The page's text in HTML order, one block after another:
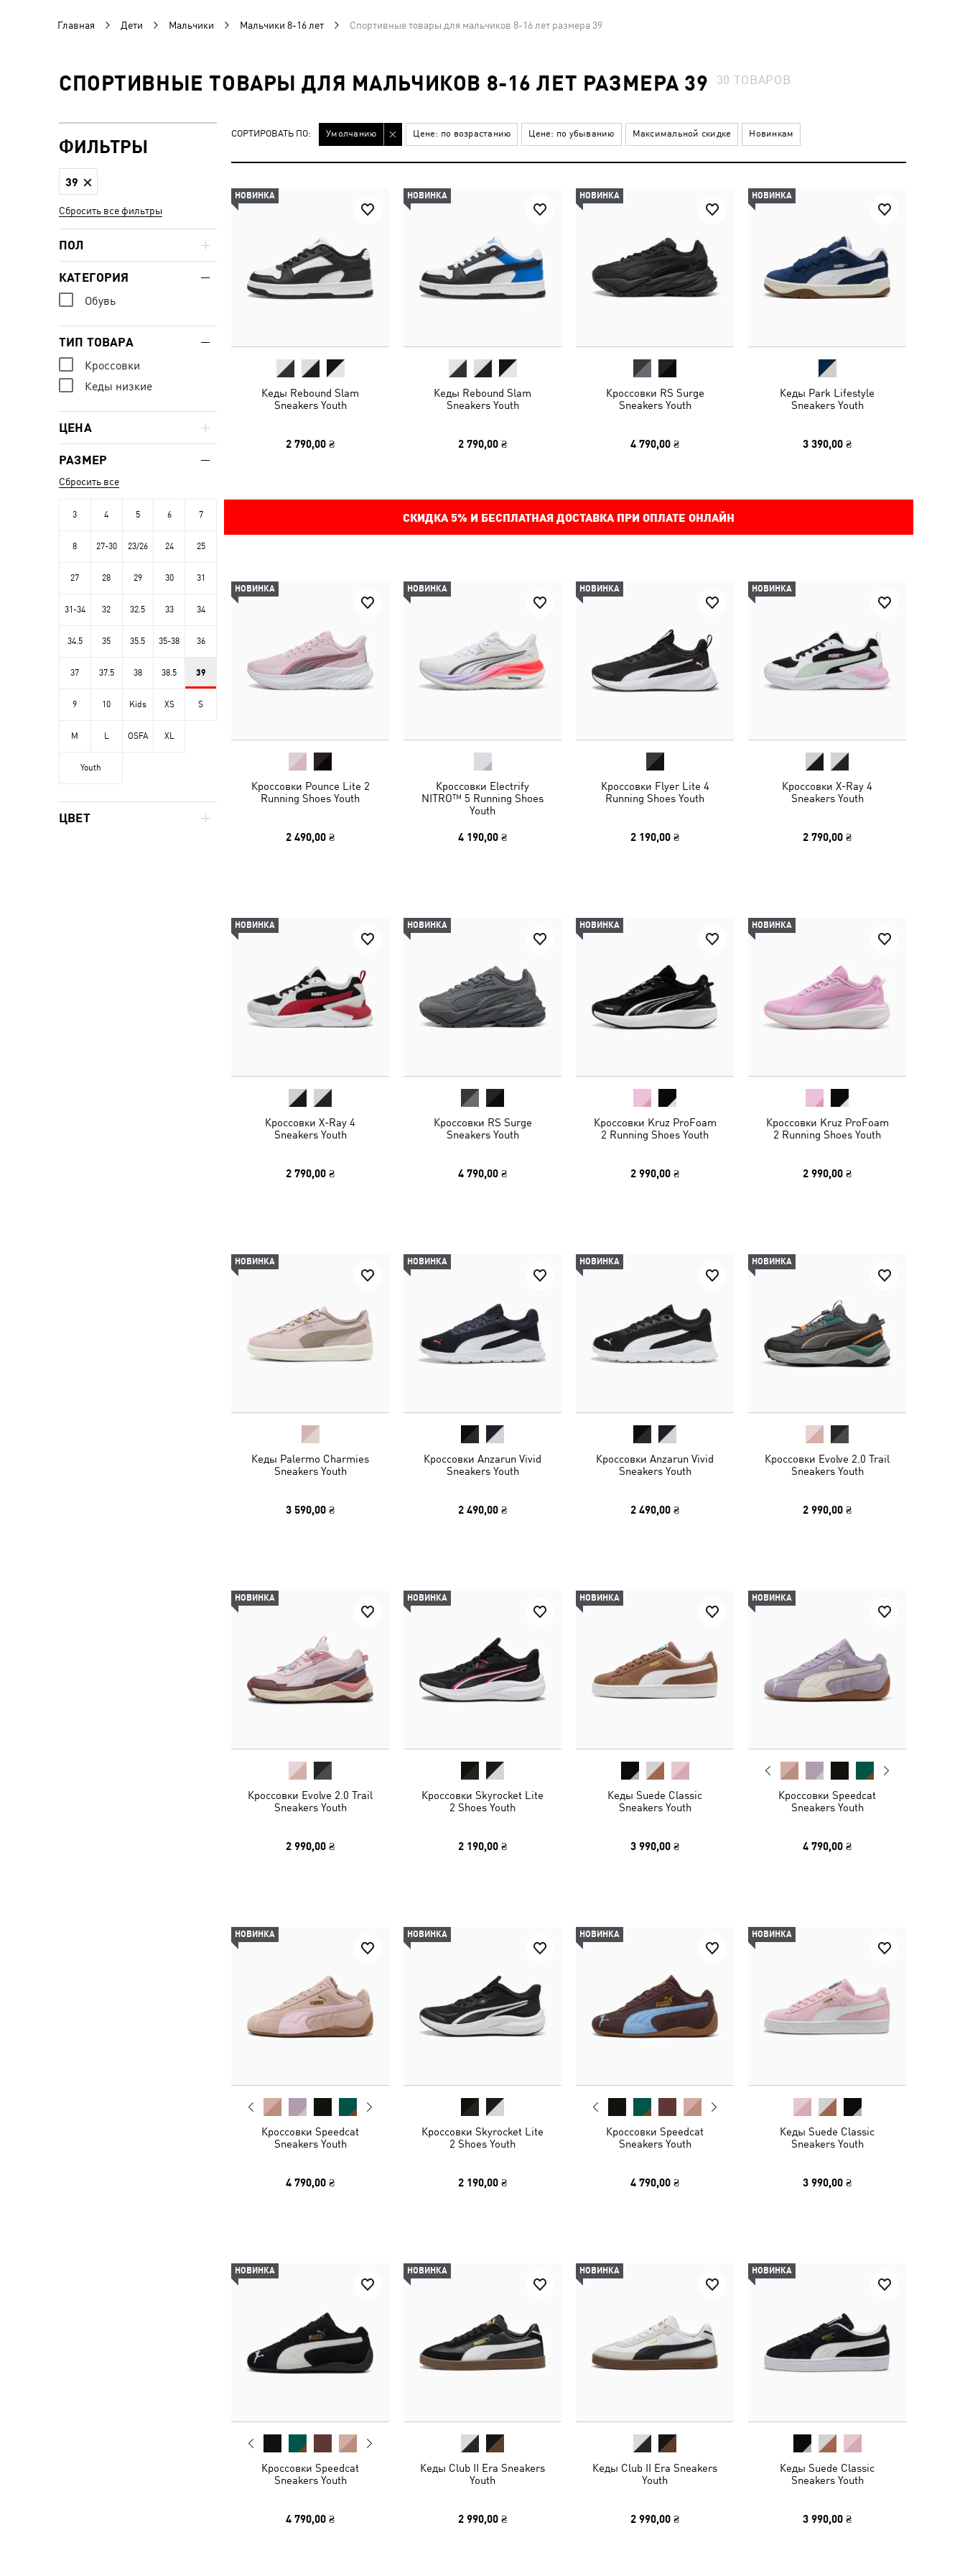
Главная Дети Мальчики Мальчики 8-16 лет Спортивные товары для мальчиков 8-16 лет размера 39
СПОРТИВНЫЕ ТОВАРЫ ДЛЯ МАЛЬЧИКОВ 8-16 ЛЕТ РАЗМЕРА 39 30ТОВАРОВ
СОРТИРОВАТЬ ПО: Умолчанию Цене: по возрастанию Цене: по убыванию Максимальной скидке Новинкам
НОВИНКА
Кеды Rebound Slam
Sneakers Youth
2 790,00 ₴
НОВИНКА
Кеды Rebound Slam
Sneakers Youth
2 790,00 ₴
НОВИНКА
Кроссовки RS Surge
Sneakers Youth
4 790,00 ₴
НОВИНКА
Кеды Park Lifestyle
Sneakers Youth
3 390,00 ₴
СКИДКА 5% И БЕСПЛАТНАЯ ДОСТАВКА ПРИ ОПЛАТЕ ОНЛАЙН
НОВИНКА
Кроссовки Pounce Lite 2
Running Shoes Youth
2 490,00 ₴
НОВИНКА
Кроссовки Electrify
NITRO™ 5 Running Shoes
Youth
4 190,00 ₴
НОВИНКА
Кроссовки Flyer Lite 4
Running Shoes Youth
2 190,00 ₴
НОВИНКА
Кроссовки X-Ray 4
Sneakers Youth
2 790,00 ₴
НОВИНКА
Кроссовки X-Ray 4
Sneakers Youth
2 790,00 ₴
НОВИНКА
Кроссовки RS Surge
Sneakers Youth
4 790,00 ₴
НОВИНКА
Кроссовки Kruz ProFoam
2 Running Shoes Youth
2 990,00 ₴
НОВИНКА
Кроссовки Kruz ProFoam
2 Running Shoes Youth
2 990,00 ₴
НОВИНКА
Кеды Palermo Charmies
Sneakers Youth
3 590,00 ₴
НОВИНКА
Кроссовки Anzarun Vivid
Sneakers Youth
2 490,00 ₴
НОВИНКА
Кроссовки Anzarun Vivid
Sneakers Youth
2 490,00 ₴
НОВИНКА
Кроссовки Evolve 2.0 Trail
Sneakers Youth
2 990,00 ₴
НОВИНКА
Кроссовки Evolve 2.0 Trail
Sneakers Youth
2 990,00 ₴
НОВИНКА
Кроссовки Skyrocket Lite
2 Shoes Youth
2 190,00 ₴
НОВИНКА
Кеды Suede Classic
Sneakers Youth
3 990,00 ₴
НОВИНКА
Кроссовки Speedcat
Sneakers Youth
4 790,00 ₴
НОВИНКА
Кроссовки Speedcat
Sneakers Youth
4 790,00 ₴
НОВИНКА
Кроссовки Skyrocket Lite
2 Shoes Youth
2 190,00 ₴
НОВИНКА
Кроссовки Speedcat
Sneakers Youth
4 790,00 ₴
НОВИНКА
Кеды Suede Classic
Sneakers Youth
3 990,00 ₴
НОВИНКА
Кроссовки Speedcat
Sneakers Youth
4 790,00 ₴
НОВИНКА
Кеды Club II Era Sneakers
Youth
2 990,00 ₴
НОВИНКА
Кеды Club II Era Sneakers
Youth
2 990,00 ₴
НОВИНКА
Кеды Suede Classic
Sneakers Youth
3 990,00 ₴
ФИЛЬТРЫ
39
Сбросить все фильтры
ПОЛ
КАТЕГОРИЯ
Обувь
ТИП ТОВАРА
Кроссовки
Кеды низкие
ЦЕНА
РАЗМЕР
Сбросить все
3 4 5 6 7
8 27-30 23/26 24 25
27 28 29 30 31
31-34 32 32.5 33 34
34.5 35 35.5 35-38 36
37 37.5 38 38.5 39
9 10 Kids XS S
M L OSFA XL
Youth
ЦВЕТ